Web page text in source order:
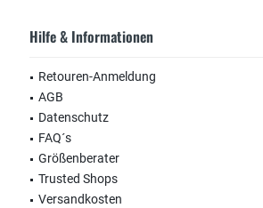
Hilfe & Informationen
Retouren-Anmeldung
AGB
Datenschutz
FAQ´s
Größenberater
Trusted Shops
Versandkosten